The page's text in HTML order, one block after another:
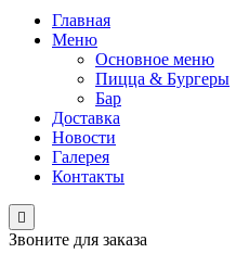
Главная
Меню
Основное меню
Пицца & Бургеры
Бар
Доставка
Новости
Галерея
Контакты
Звоните для заказа